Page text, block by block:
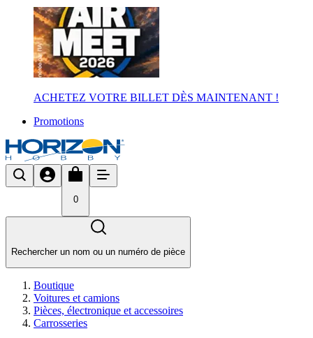
ACHETEZ VOTRE BILLET DÈS MAINTENANT !
Promotions
0
Rechercher un nom ou un numéro de pièce
Boutique
Voitures et camions
Pièces, électronique et accessoires
Carrosseries